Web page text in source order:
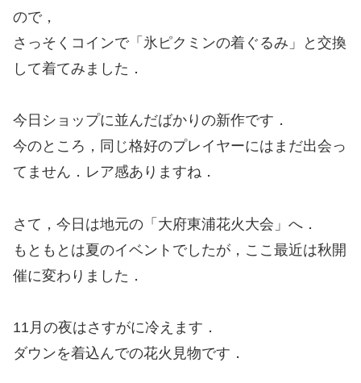
ので，
さっそくコインで「氷ピクミンの着ぐるみ」と交換
して着てみました．
今日ショップに並んだばかりの新作です．
今のところ，同じ格好のプレイヤーにはまだ出会っ
てません．レア感ありますね．
さて，今日は地元の「大府東浦花火大会」へ．
もともとは夏のイベントでしたが，ここ最近は秋開
催に変わりました．
11月の夜はさすがに冷えます．
ダウンを着込んでの花火見物です．